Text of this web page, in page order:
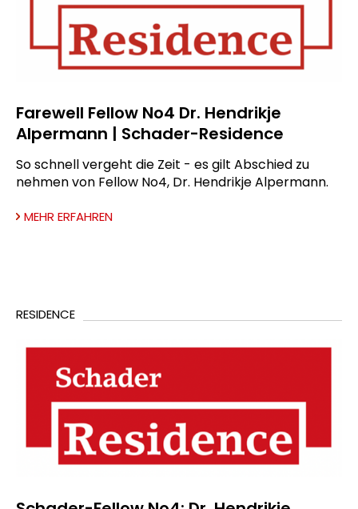
Farewell Fellow No4 Dr. Hendrikje
Alpermann | Schader-Residence
So schnell vergeht die Zeit - es gilt Abschied zu
nehmen von Fellow No4, Dr. Hendrikje Alpermann.
MEHR ERFAHREN
RESIDENCE